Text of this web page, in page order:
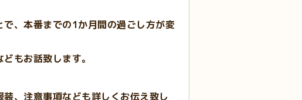
、本番までの1か月間の過ごし方が変
もお話致します。
、注意事項なども詳しくお伝え致し